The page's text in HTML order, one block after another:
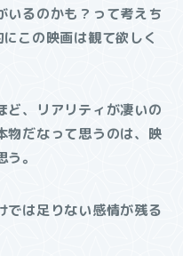
いるのかも？って考えち
この映画は観て欲しく
ど、リアリティが凄いの
物だなって思うのは、映
。
では足りない感情が残る